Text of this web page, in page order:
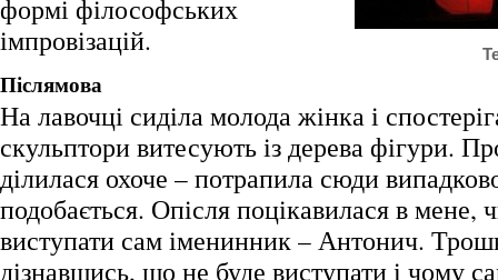
формі філософських
імпровізацій.
Післямова
На лавочці сиділа молода жінка і
скульптори витесують із дерева фігури.
ділилася охоче – потрапила сюди
подобається. Опісля поцікавилася в мене,
виступати сам іменинник – Антонич.
дізнавшись, що не буде виступати і чому